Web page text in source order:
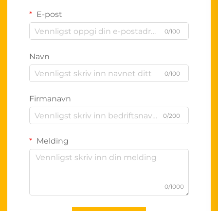
E-post
0/100
Navn
0/100
Firmanavn
0/200
Melding
0/1000